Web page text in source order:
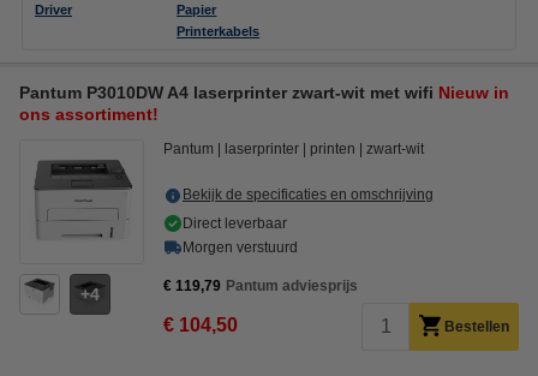
Driver
Papier
Printerkabels
Pantum P3010DW A4 laserprinter zwart-wit met wifi Nieuw in
ons assortiment!
4
Pantum laserprinter printen zwart-wit
Bekijk de specificaties en omschrijving
Direct leverbaar
Morgen verstuurd
€ 119,79 Pantum adviesprijs
€ 104,50 Bestellen